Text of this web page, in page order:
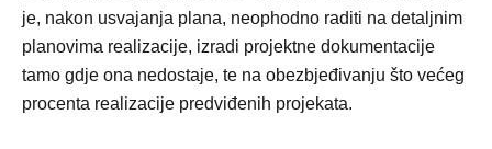
je, nakon usvajanja plana, neophodno raditi na detaljnim
planovima realizacije, izradi projektne dokumentacije
tamo gdje ona nedostaje, te na obezbjeđivanju što većeg
procenta realizacije predviđenih projekata.